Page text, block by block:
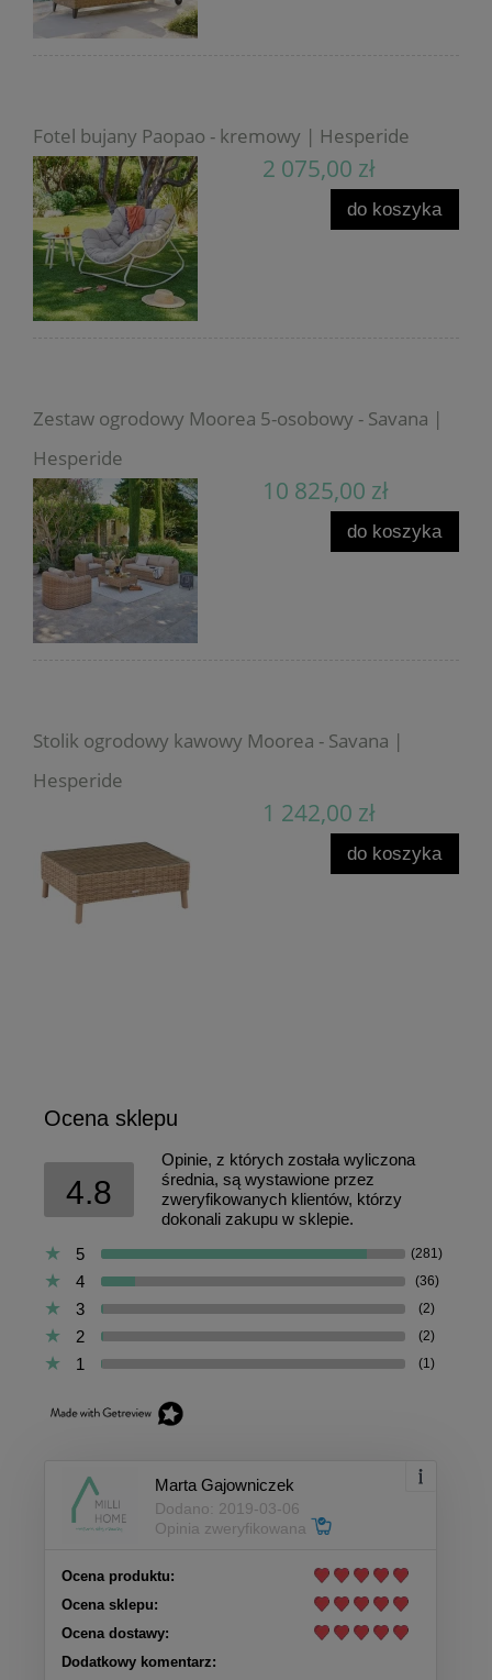
Fotel bujany Paopao - kremowy | Hesperide
2 075,00 zł
do koszyka
Zestaw ogrodowy Moorea 5-osobowy - Savana |
Hesperide
10 825,00 zł
do koszyka
Stolik ogrodowy kawowy Moorea - Savana |
Hesperide
1 242,00 zł
do koszyka
Ocena sklepu
4.8
Opinie, z których została wyliczona
średnia, są wystawione przez
zweryfikowanych klientów, którzy
dokonali zakupu w sklepie.
5
(281)
4 (36)
3 (2)
2 (2)
1 (1)
Marta Gajowniczek
Dodano: 2019-03-06
Opinia zweryfikowana
Ocena produktu:
Ocena sklepu:
Ocena dostawy:
Dodatkowy komentarz: